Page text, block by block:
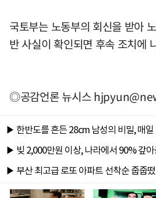
국토부는 노동부의 회신을 받아
반 사실이 확인되면 후속 조치에
◎공감언론 뉴시스